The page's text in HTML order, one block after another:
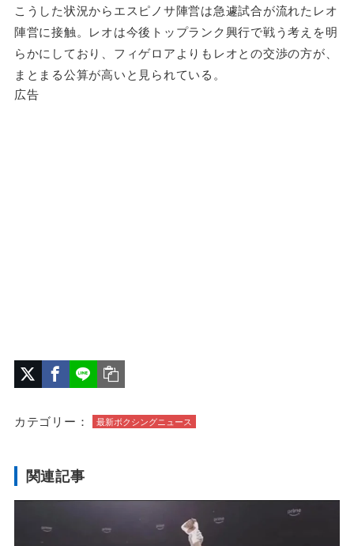
こうした状況からエスピノサ陣営は急遽試合が流れたレオ
陣営に接触。レオは今後トップランク興行で戦う考えを明
らかにしており、フィゲロアよりもレオとの交渉の方が、
まとまる公算が高いと見られている。
広告
カテゴリー： 最新ボクシングニュース
関連記事